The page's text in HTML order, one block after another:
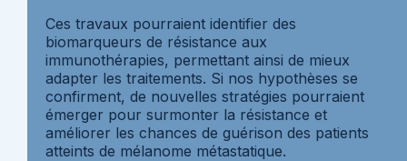
Ces travaux pourraient identifier des
biomarqueurs de résistance aux
immunothérapies, permettant ainsi de mieux
adapter les traitements. Si nos hypothèses se
confirment, de nouvelles stratégies pourraient
émerger pour surmonter la résistance et
améliorer les chances de guérison des patients
atteints de mélanome métastatique.